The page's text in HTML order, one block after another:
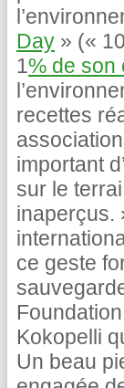
Day » («
1% de son
recettes
important
sur le
inaperçus.
ce geste
Kokopelli
Un beau